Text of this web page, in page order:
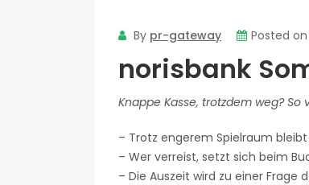
By pr-gateway Posted on
norisbank
Knappe Kasse, trotzdem weg?
– Trotz engerem Spielraum
– Wer verreist, setzt sich beim
– Die Auszeit wird zu einer Frage